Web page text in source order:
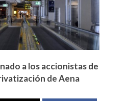
a los accionistas de
de Aena